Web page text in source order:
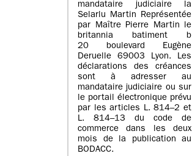
mandataire judiciaire la
Selarlu Martin Représentée
par Maître Pierre Martin le
britannia batiment b
20 boulevard Eugène
Deruelle 69003 Lyon. Les
déclarations des créances
sont à adresser au
mandataire judiciaire ou sur
le portail électronique prévu
par les articles L. 814–2 et
L. 814–13 du code de
commerce dans les deux
mois de la publication au
BODACC.